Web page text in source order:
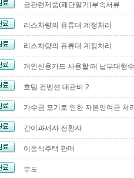
금관련제품(폐단말기)부속서류
리스차량의 유류대 계정처리
리스차량의 유류대 계정처리
개인신용카드 사용할 때 납부대행
호텔 컨벤션 대관비 2
가수금 포기로 인한 자본잉여금 처
간이과세자 전환자
이동식주택 판매
부도